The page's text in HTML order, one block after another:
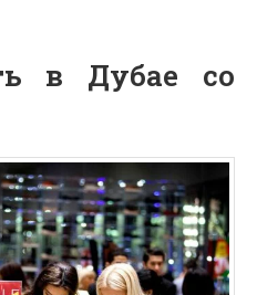
в Дубае со